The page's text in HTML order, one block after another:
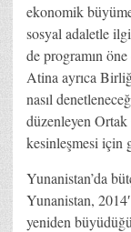
ekonomik
sosyal adaletle
de programın öne
Atina ayrıca
nasıl
düzenleyen
kesinleşmesi için
Yunanistan’da
Yunanistan,
yeniden